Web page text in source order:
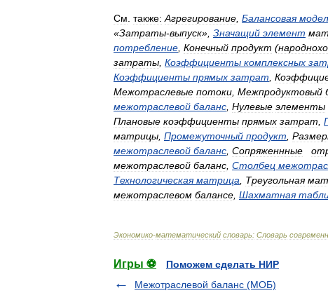
См. также: Агрегирование, Балансовая
«Затраты-выпуск», Значащий элемент
потребление, Конечный продукт (
затраты, Коэффициенты комплексных
Коэффициенты прямых затрат,
Межотраслевые потоки, Межпродуктовый
межотраслевой баланс, Нулевые элементы
Плановые коэффициенты прямых затрат,
матрицы, Промежуточный продукт,
межотраслевой баланс, Сопряженнные
межотраслевой баланс, Столбец
Технологическая матрица, Треугольная
межотраслевом балансе, Шахматная
Экономико-математический словарь: Словарь
Игры ⚽
Поможем сделать НИР
Межотраслевой баланс (МОБ)